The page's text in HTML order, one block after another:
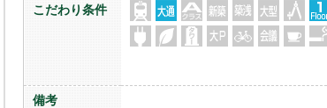
こだわり条件
備考